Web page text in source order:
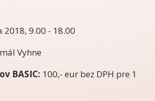
2018, 9.00 - 18.00
Vyhne
BASIC: 100,- eur bez DPH pre 1